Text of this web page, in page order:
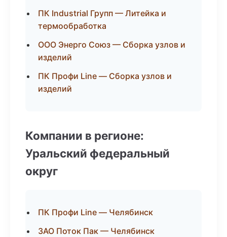
ПК Industrial Групп — Литейка и
термообработка
ООО Энерго Союз — Сборка узлов и
изделий
ПК Профи Line — Сборка узлов и
изделий
Компании в регионе:
Уральский федеральный
округ
ПК Профи Line — Челябинск
ЗАО Поток Пак — Челябинск